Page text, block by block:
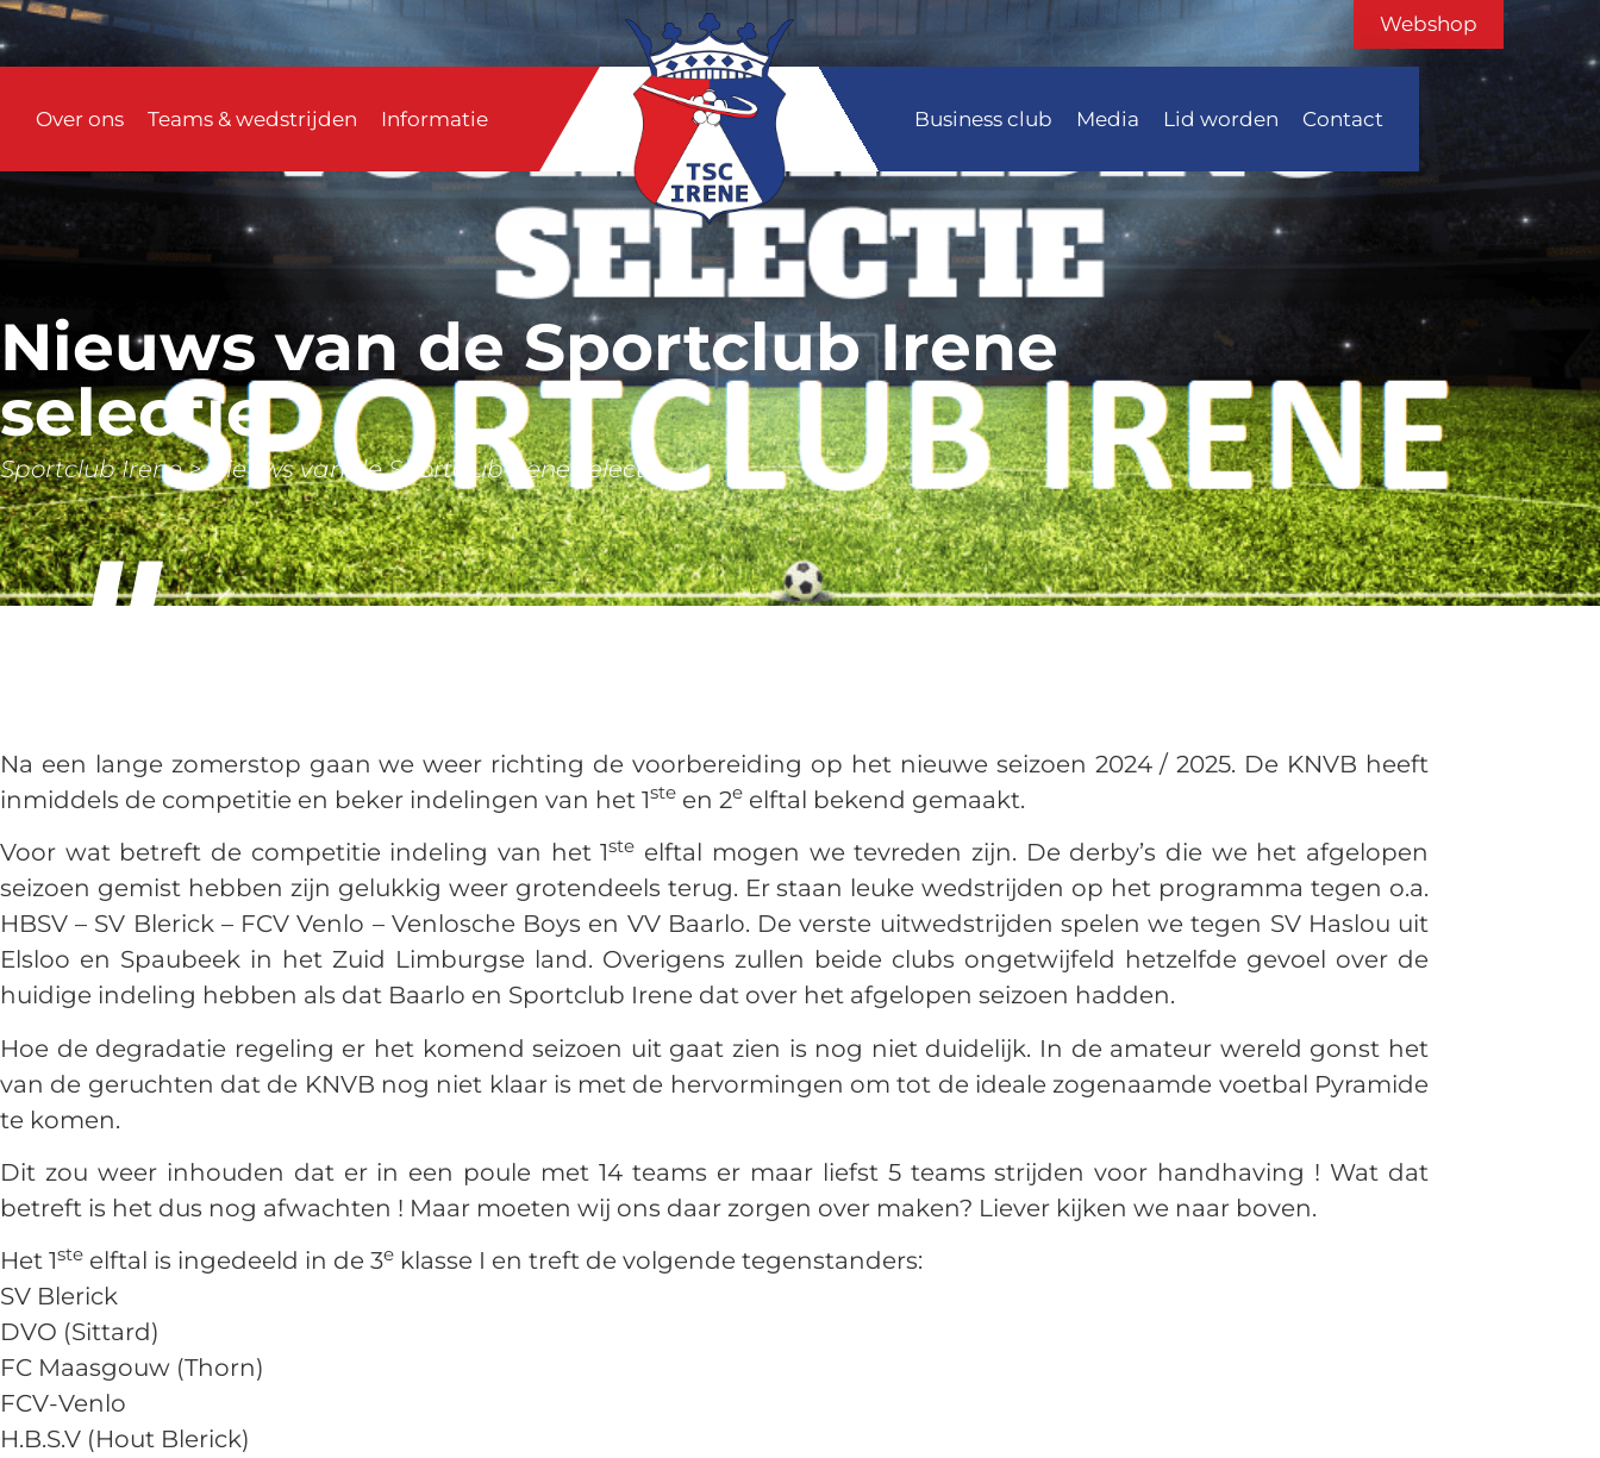
Webshop
Over ons Teams & wedstrijden Informatie Business club Media Lid worden Contact
Nieuws van de Sportclub Irene
selectie
Sportclub Irene>Nieuws van de Sportclub Irene selectie
Na een lange zomerstop gaan we weer richting de voorbereiding op het nieuwe seizoen 2024 / 2025. De KNVB heeft
inmiddels de competitie en beker indelingen van het 1ste en 2e elftal bekend gemaakt.
Voor wat betreft de competitie indeling van het 1ste elftal mogen we tevreden zijn. De derby’s die we het afgelopen
seizoen gemist hebben zijn gelukkig weer grotendeels terug. Er staan leuke wedstrijden op het programma tegen o.a.
HBSV – SV Blerick – FCV Venlo – Venlosche Boys en VV Baarlo. De verste uitwedstrijden spelen we tegen SV Haslou uit
Elsloo en Spaubeek in het Zuid Limburgse land. Overigens zullen beide clubs ongetwijfeld hetzelfde gevoel over de
huidige indeling hebben als dat Baarlo en Sportclub Irene dat over het afgelopen seizoen hadden.
Hoe de degradatie regeling er het komend seizoen uit gaat zien is nog niet duidelijk. In de amateur wereld gonst het
van de geruchten dat de KNVB nog niet klaar is met de hervormingen om tot de ideale zogenaamde voetbal Pyramide
te komen.
Dit zou weer inhouden dat er in een poule met 14 teams er maar liefst 5 teams strijden voor handhaving ! Wat dat
betreft is het dus nog afwachten ! Maar moeten wij ons daar zorgen over maken? Liever kijken we naar boven.
Het 1ste elftal is ingedeeld in de 3e klasse I en treft de volgende tegenstanders:
SV Blerick
DVO (Sittard)
FC Maasgouw (Thorn)
FCV-Venlo
H.B.S.V (Hout Blerick)